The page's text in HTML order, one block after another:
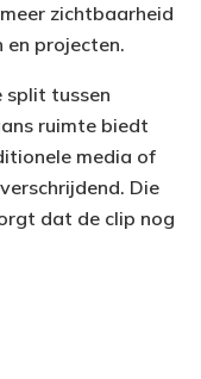
zichtbaarheid
projecten.
split tussen
ruimte biedt
media of
Die
dat de clip nog